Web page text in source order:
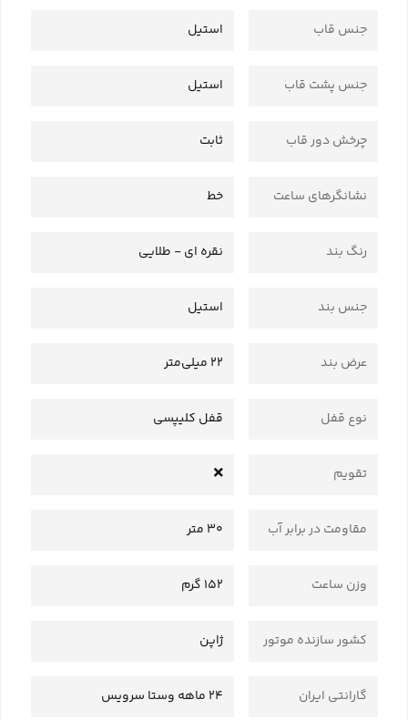
جنس قاب استیل
جنس پشت قاب استیل
چرخش دور قاب ثابت
نشانگرهای ساعت خط
رنگ بند نقره ای - طلایی
جنس بند استیل
عرض بند 22 میلی‌متر
نوع قفل قفل کلیپسی
تقویم
مقاومت در برابر آب 30 متر
وزن ساعت 152 گرم
کشور سازنده موتور ژاپن
گارانتی ایران 24 ماهه وستا سرویس